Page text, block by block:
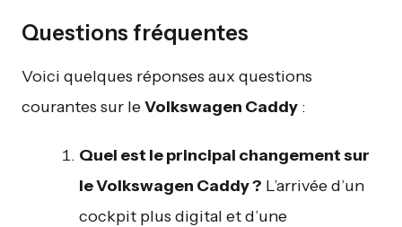
Questions fréquentes
Voici quelques réponses aux questions
courantes sur leVolkswagen Caddy :
Quel est le principal changement sur
le Volkswagen Caddy ? L’arrivée d’un
cockpit plus digital et d’une